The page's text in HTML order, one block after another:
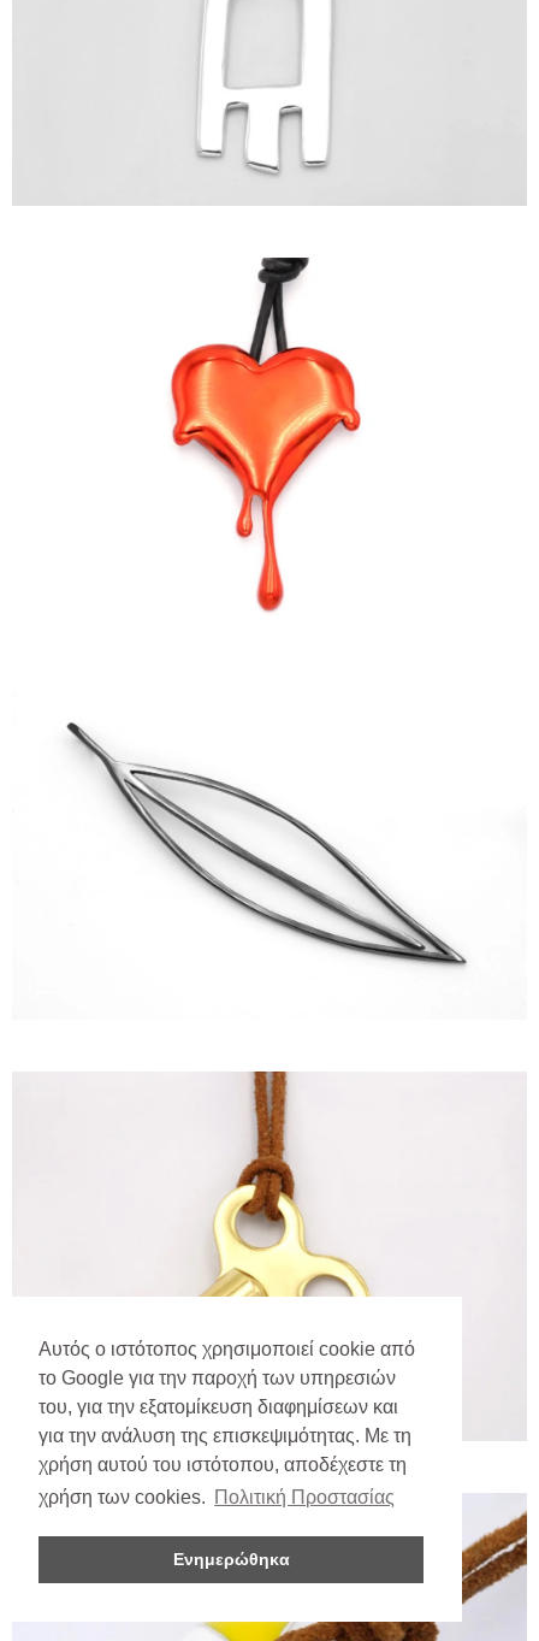
Αυτός ο ιστότοπος χρησιμοποιεί cookie από
το Google για την παροχή των υπηρεσιών
του, για την εξατομίκευση διαφημίσεων και
για την ανάλυση της επισκεψιμότητας. Με τη
χρήση αυτού του ιστότοπου, αποδέχεστε τη
χρήση των cookies. Πολιτική Προστασίας
Ενημερώθηκα